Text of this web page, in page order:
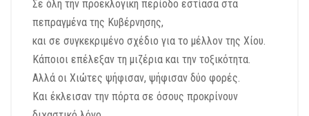
Σε όλη την προεκλογική περίοδο εστίασα στα
πεπραγμένα της Κυβέρνησης,
και σε συγκεκριμένο σχέδιο για το μέλλον της Χίου.
Κάποιοι επέλεξαν τη μιζέρια και την τοξικότητα.
Αλλά οι Χιώτες ψήφισαν, ψήφισαν δύο φορές.
Και έκλεισαν την πόρτα σε όσους προκρίνουν